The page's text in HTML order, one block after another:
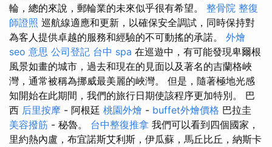
輪，總的來說，郵輪業的未來似乎很有希望。 整骨院 整復
師證照 巡航線適應和更新，以確保安全調試，同時保持對
為客人提供卓越的服務和經驗的不可動搖的承諾。 外燴
seo 意思 公司登記 台中 spa 在巡遊中，有可能發現卑爾根
風景如畫的城市，過去和現在的見面以及著名的吉蘭格峽
灣，通常被稱為挪威最美麗的峽灣。 但是，隨著極地光感
知開始在此期間，我們的旅行日期使該程序更加特別。 巴
西 后里按摩 - 阿根廷 桃園外燴 - buffet外燴價格 巴拉圭
美容撥筋 - 秘魯。 台中整復推拿 我們可以看到四個國家，
里約熱內盧，布宜諾斯艾利斯，伊瓜蘇，馬丘比丘，納斯卡